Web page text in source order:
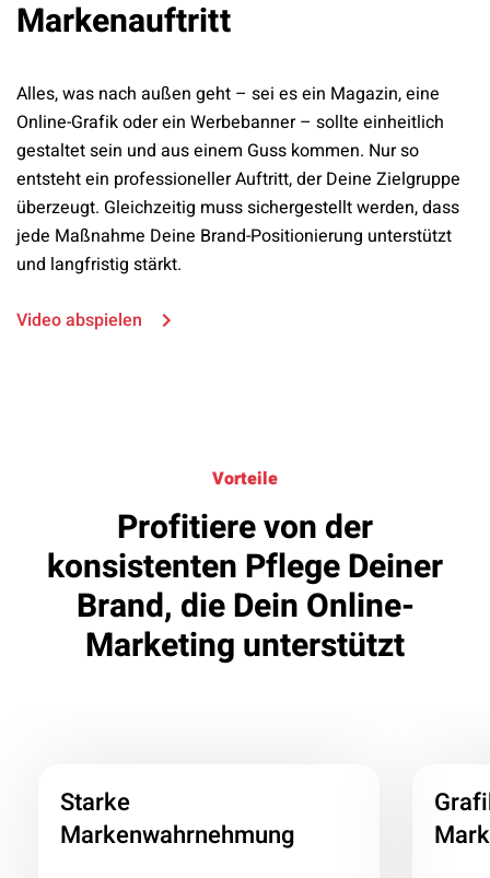
Markenauftritt
Alles, was nach außen geht – sei es ein Magazin, eine
Online-Grafik oder ein Werbebanner – sollte einheitlich
gestaltet sein und aus einem Guss kommen. Nur so
entsteht ein professioneller Auftritt, der Deine Zielgruppe
überzeugt. Gleichzeitig muss sichergestellt werden, dass
jede Maßnahme Deine Brand-Positionierung unterstützt
und langfristig stärkt.
Video abspielen
Vorteile
Profitiere von der
konsistenten Pflege Deiner
Brand, die Dein Online-
Marketing unterstützt
Starke
Markenwahrnehmung